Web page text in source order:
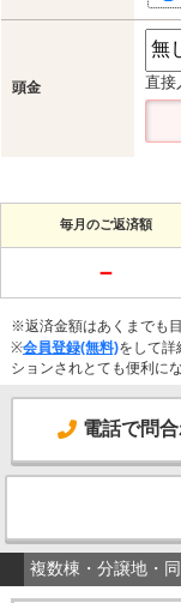
頭金 直接
毎月のご返済額
－
※返済金額はあくまでも目
※会員登録(無料)をして詳
ションされとても便利にな
電話で問
複数棟・分譲地・